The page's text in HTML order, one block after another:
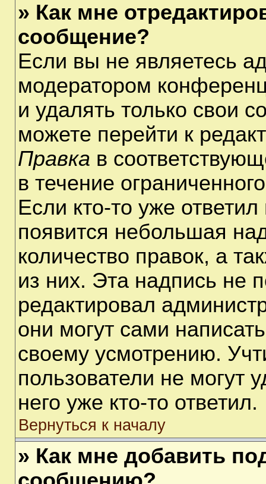
» Как мне
сообщение?
Если вы не являетесь
модератором
и удалять только свои
можете перейти к
Правка в
в течение
Если кто-то уже
появится небольшая
количество правок, а
из них. Эта надпись не
редактировал
они могут сами
своему усмотрению.
пользователи не могут
него уже кто-то ответил.
Вернуться к началу
» Как мне добавить